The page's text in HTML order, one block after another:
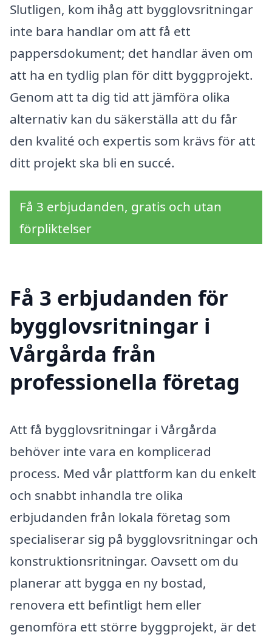
Slutligen, kom ihåg att bygglovsritningar
inte bara handlar om att få ett
pappersdokument; det handlar även om
att ha en tydlig plan för ditt byggprojekt.
Genom att ta dig tid att jämföra olika
alternativ kan du säkerställa att du får
den kvalité och expertis som krävs för att
ditt projekt ska bli en succé.
Få 3 erbjudanden, gratis och utan
förpliktelser
Få 3 erbjudanden för
bygglovsritningar i
Vårgårda från
professionella företag
Att få bygglovsritningar i Vårgårda
behöver inte vara en komplicerad
process. Med vår plattform kan du enkelt
och snabbt inhandla tre olika
erbjudanden från lokala företag som
specialiserar sig på bygglovsritningar och
konstruktionsritningar. Oavsett om du
planerar att bygga en ny bostad,
renovera ett befintligt hem eller
genomföra ett större byggprojekt, är det